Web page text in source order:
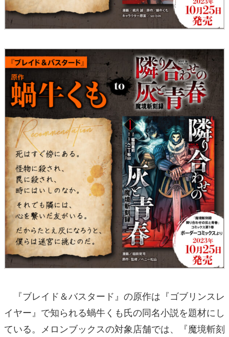
『ブレイド＆バスタード』の原作は『ゴブリンスレ
イヤー』で知られる蝸牛くも氏の同名小説を題材にし
ている。メロンブックスの対象店舗では、『魔境斬刻